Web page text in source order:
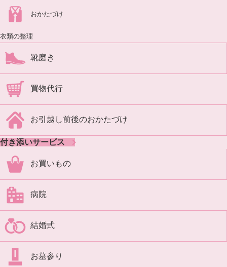
おかたづけ
衣類の整理
靴磨き
買物代行
お引越し前後のおかたづけ
付き添いサービス
お買いもの
病院
結婚式
お墓参り